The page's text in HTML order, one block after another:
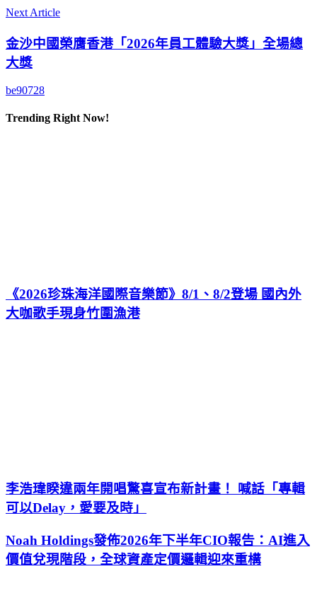
Next Article
金沙中國榮膺香港「2026年員工體驗大獎」全場總
大獎
be90728
Trending Right Now!
《2026珍珠海洋國際音樂節》8/1、8/2登場 國內外
大咖歌手現身竹圍漁港
李浩瑋睽違兩年開唱驚喜宣布新計畫！ 喊話「專輯
可以Delay，愛要及時」
Noah Holdings發佈2026年下半年CIO報告：AI進入
價值兌現階段，全球資產定價邏輯迎來重構